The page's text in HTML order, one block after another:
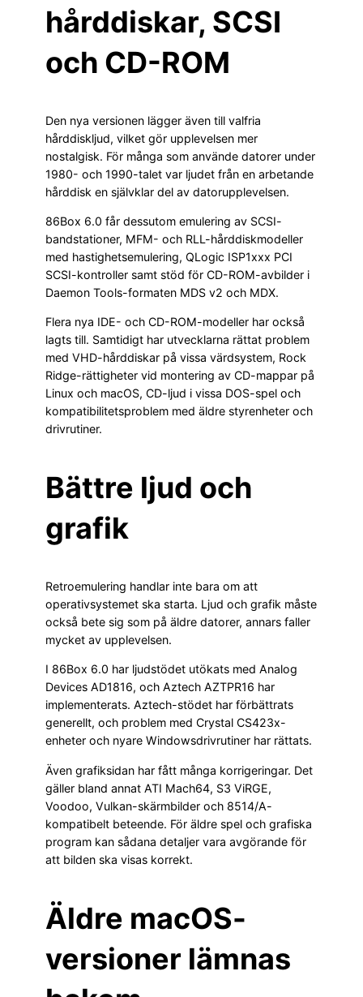
hårddiskar, SCSI
och CD-ROM
Den nya versionen lägger även till valfria
hårddiskljud, vilket gör upplevelsen mer
nostalgisk. För många som använde datorer under
1980- och 1990-talet var ljudet från en arbetande
hårddisk en självklar del av datorupplevelsen.
86Box 6.0 får dessutom emulering av SCSI-
bandstationer, MFM- och RLL-hårddiskmodeller
med hastighetsemulering, QLogic ISP1xxx PCI
SCSI-kontroller samt stöd för CD-ROM-avbilder i
Daemon Tools-formaten MDS v2 och MDX.
Flera nya IDE- och CD-ROM-modeller har också
lagts till. Samtidigt har utvecklarna rättat problem
med VHD-hårddiskar på vissa värdsystem, Rock
Ridge-rättigheter vid montering av CD-mappar på
Linux och macOS, CD-ljud i vissa DOS-spel och
kompatibilitetsproblem med äldre styrenheter och
drivrutiner.
Bättre ljud och
grafik
Retroemulering handlar inte bara om att
operativsystemet ska starta. Ljud och grafik måste
också bete sig som på äldre datorer, annars faller
mycket av upplevelsen.
I 86Box 6.0 har ljudstödet utökats med Analog
Devices AD1816, och Aztech AZTPR16 har
implementerats. Aztech-stödet har förbättrats
generellt, och problem med Crystal CS423x-
enheter och nyare Windowsdrivrutiner har rättats.
Även grafiksidan har fått många korrigeringar. Det
gäller bland annat ATI Mach64, S3 ViRGE,
Voodoo, Vulkan-skärmbilder och 8514/A-
kompatibelt beteende. För äldre spel och grafiska
program kan sådana detaljer vara avgörande för
att bilden ska visas korrekt.
Äldre macOS-
versioner lämnas